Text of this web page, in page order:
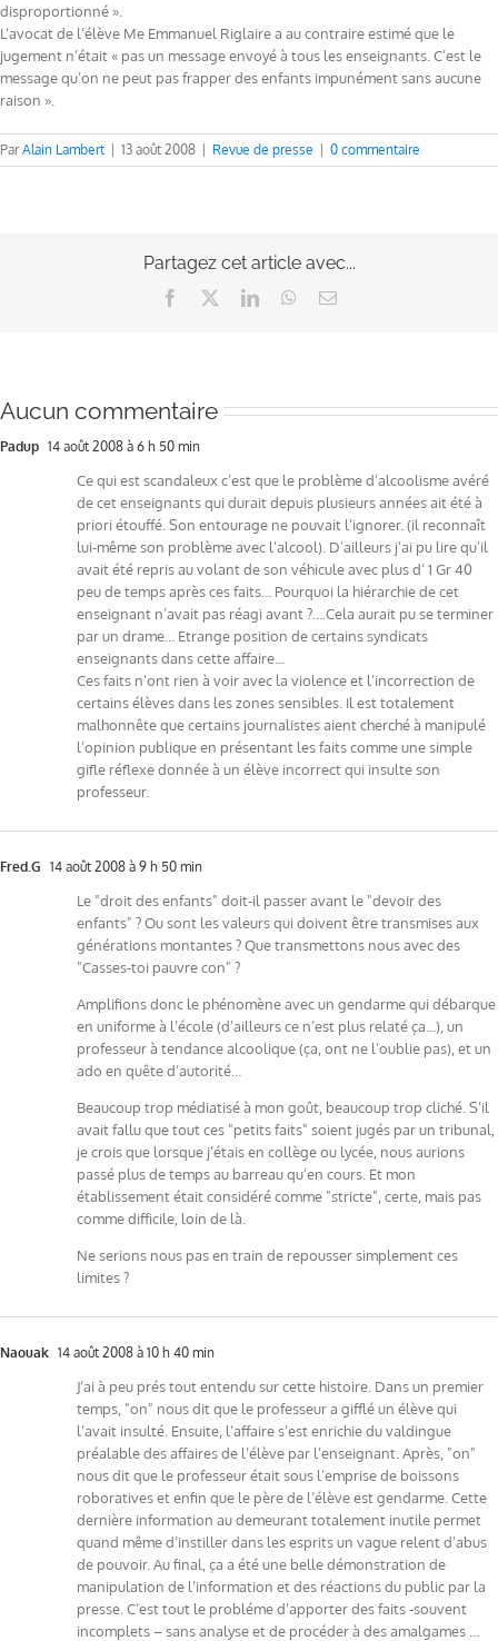
disproportionné ».
L’avocat de l’élève Me Emmanuel Riglaire a au contraire estimé que le
jugement n’était « pas un message envoyé à tous les enseignants. C’est le
message qu’on ne peut pas frapper des enfants impunément sans aucune
raison ».
ParAlain Lambert 13 août 2008 Revue de presse 0 commentaire
Partagez cet article avec...
Facebook LinkedInWhatsApp
Email
Aucun commentaire
Padup 14 août 2008 à 6 h 50 min
Ce qui est scandaleux c’est que le problème d’alcoolisme avéré
de cet enseignants qui durait depuis plusieurs années ait été à
priori étouffé. Son entourage ne pouvait l’ignorer. (il reconnaît
lui-même son problème avec l’alcool). D’ailleurs j’ai pu lire qu’il
avait été repris au volant de son véhicule avec plus d’ 1 Gr 40
peu de temps après ces faits… Pourquoi la hiérarchie de cet
enseignant n’avait pas réagi avant ?….Cela aurait pu se terminer
par un drame… Etrange position de certains syndicats
enseignants dans cette affaire…
Ces faits n’ont rien à voir avec la violence et l’incorrection de
certains élèves dans les zones sensibles. Il est totalement
malhonnête que certains journalistes aient cherché à manipulé
l’opinion publique en présentant les faits comme une simple
gifle réflexe donnée à un élève incorrect qui insulte son
professeur.
Fred.G 14 août 2008 à 9 h 50 min
Le "droit des enfants" doit-il passer avant le "devoir des
enfants" ? Ou sont les valeurs qui doivent être transmises aux
générations montantes ? Que transmettons nous avec des
"Casses-toi pauvre con" ?
Amplifions donc le phénomène avec un gendarme qui débarque
en uniforme à l’école (d’ailleurs ce n’est plus relaté ça…), un
professeur à tendance alcoolique (ça, ont ne l’oublie pas), et un
ado en quête d’autorité…
Beaucoup trop médiatisé à mon goût, beaucoup trop cliché. S’il
avait fallu que tout ces "petits faits" soient jugés par un tribunal,
je crois que lorsque j’étais en collège ou lycée, nous aurions
passé plus de temps au barreau qu’en cours. Et mon
établissement était considéré comme "stricte", certe, mais pas
comme difficile, loin de là.
Ne serions nous pas en train de repousser simplement ces
limites ?
Naouak 14 août 2008 à 10 h 40 min
J’ai à peu prés tout entendu sur cette histoire. Dans un premier
temps, "on" nous dit que le professeur a gifflé un élève qui
l’avait insulté. Ensuite, l’affaire s’est enrichie du valdingue
préalable des affaires de l’élève par l’enseignant. Après, "on"
nous dit que le professeur était sous l’emprise de boissons
roboratives et enfin que le père de l’élève est gendarme. Cette
dernière information au demeurant totalement inutile permet
quand même d’instiller dans les esprits un vague relent d’abus
de pouvoir. Au final, ça a été une belle démonstration de
manipulation de l’information et des réactions du public par la
presse. C’est tout le probléme d’apporter des faits -souvent
incomplets – sans analyse et de procéder à des amalgames …